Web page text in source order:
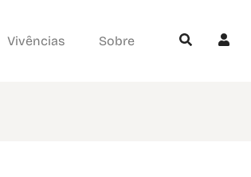
Vivências Sobre